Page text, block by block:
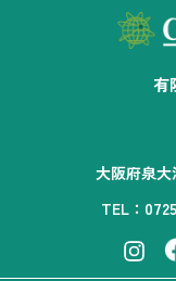
有
大阪府泉
TEL：